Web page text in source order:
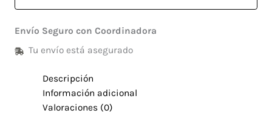
Envío Seguro con Coordinadora
Tu envío está asegurado
Descripción
Información adicional
Valoraciones (0)